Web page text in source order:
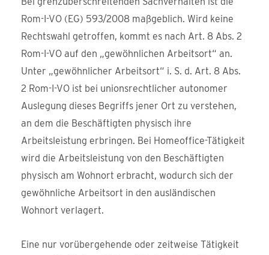
Rom-I-VO (EG) 593/2008 maßgeblich. Wird keine
Rechtswahl getroffen, kommt es nach Art. 8 Abs. 2
Rom-I-VO auf den „gewöhnlichen Arbeitsort“ an.
Unter „gewöhnlicher Arbeitsort“ i. S. d. Art. 8 Abs.
2 Rom-I-VO ist bei unionsrechtlicher autonomer
Auslegung dieses Begriffs jener Ort zu verstehen,
an dem die Beschäftigten physisch ihre
Arbeitsleistung erbringen. Bei Homeoffice-Tätigkeit
wird die Arbeitsleistung von den Beschäftigten
physisch am Wohnort erbracht, wodurch sich der
gewöhnliche Arbeitsort in den ausländischen
Wohnort verlagert.
Eine nur vorübergehende oder zeitweise Tätigkeit